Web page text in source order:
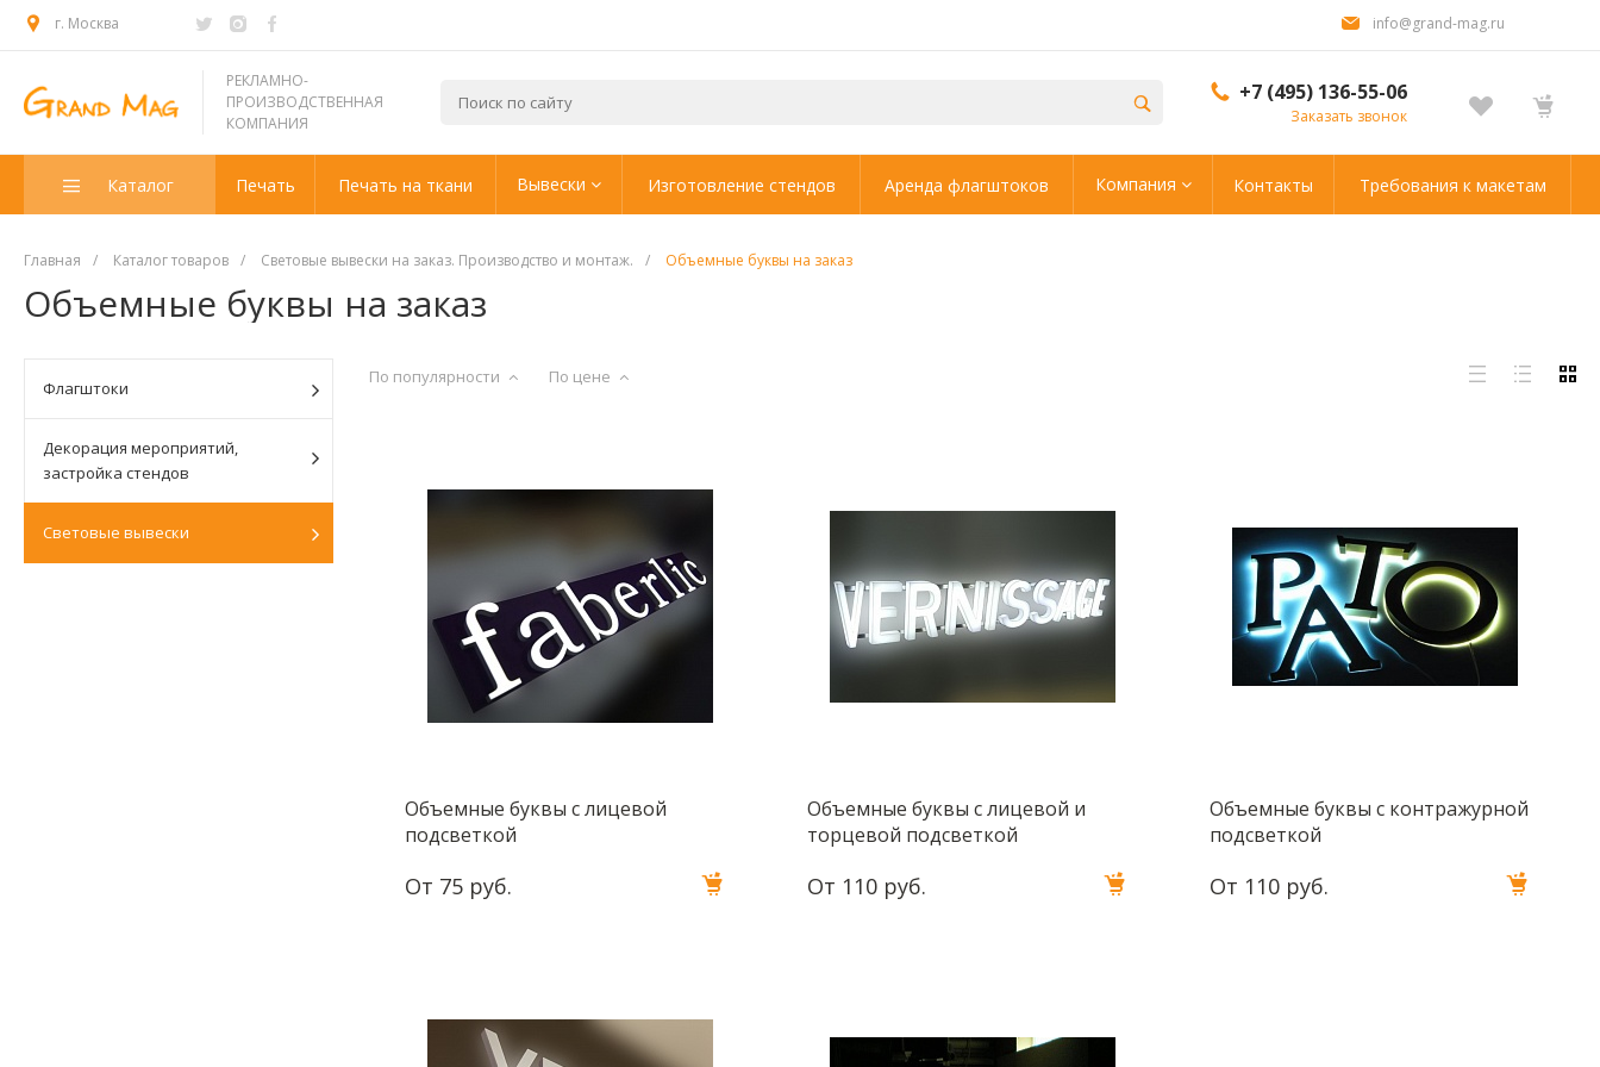
г. Москва info@grand-mag.ru
РЕКЛАМНО-
ПРОИЗВОДСТВЕННАЯ
КОМПАНИЯ
+7 (495) 136-55-06
Заказать звонок
Каталог Печать Печать на ткани Вывески Изготовление стендов Аренда флагштоков Компания Контакты Требования к макетам
Главная / Каталог товаров / Световые вывески на заказ. Производство и монтаж. / Объемные буквы на заказ
Объемные буквы на заказ
Флагштоки
Декорация мероприятий,
застройка стендов
Световые вывески
По популярности По цене
Объемные буквы с лицевой
подсветкой
От 75 руб.
Объемные буквы с лицевой и
торцевой подсветкой
От 110 руб.
Объемные буквы с контражурной
подсветкой
От 110 руб.